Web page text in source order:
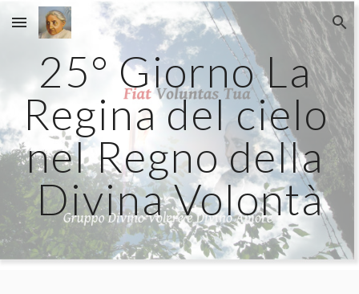
Skip to main content Skip to navigation
25° Giorno La
Regina del cielo
nel Regno della
Divina Volontà